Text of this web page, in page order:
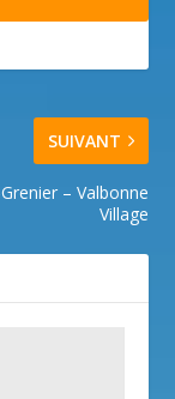
SUIVANT
– Valbonne
Village